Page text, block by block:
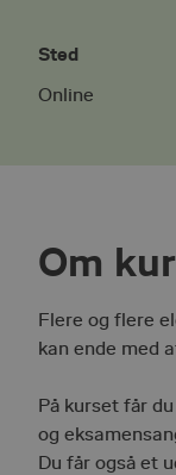
Sted
Online
Om
Flere og flere
kan ende med
På kurset får
og
Du får også et